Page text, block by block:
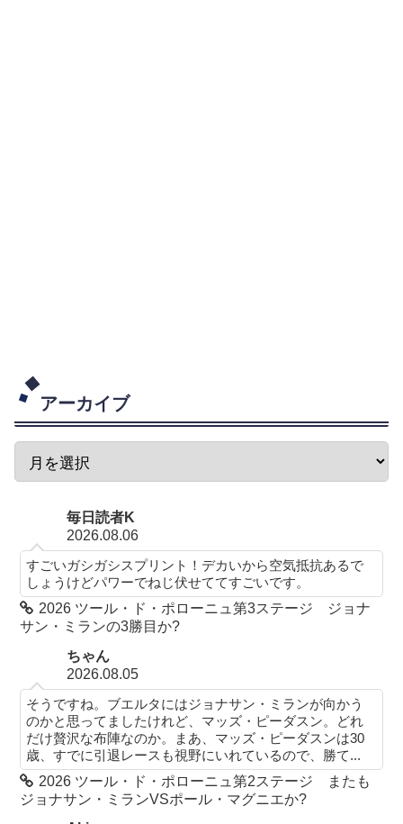
アーカイブ
毎日読者K
2026.08.06
すごいガシガシスプリント！デカいから空気抵抗あるで
しょうけどパワーでねじ伏せててすごいです。
2026 ツール・ド・ポローニュ第3ステージ ジョナ
サン・ミランの3勝目か?
ちゃん
2026.08.05
そうですね。ブエルタにはジョナサン・ミランが向かう
のかと思ってましたけれど、マッズ・ピーダスン。どれ
だけ贅沢な布陣なのか。まあ、マッズ・ピーダスンは30
歳、すでに引退レースも視野にいれているので、勝て...
2026 ツール・ド・ポローニュ第2ステージ またも
ジョナサン・ミランVSポール・マグニエか?